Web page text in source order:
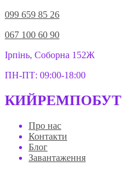
099 659 85 26
067 100 60 90
Ірпінь, Соборна 152Ж
ПН-ПТ: 09:00-18:00
КИЙРЕМПОБУТ
Про нас
Контакти
Блог
Завантаження